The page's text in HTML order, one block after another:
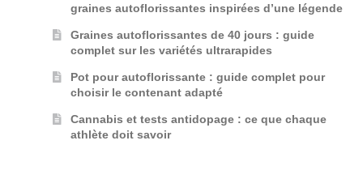
graines autoflorissantes inspirées d’une légende
Graines autoflorissantes de 40 jours : guide
complet sur les variétés ultrarapides
Pot pour autoflorissante : guide complet pour
choisir le contenant adapté
Cannabis et tests antidopage : ce que chaque
athlète doit savoir